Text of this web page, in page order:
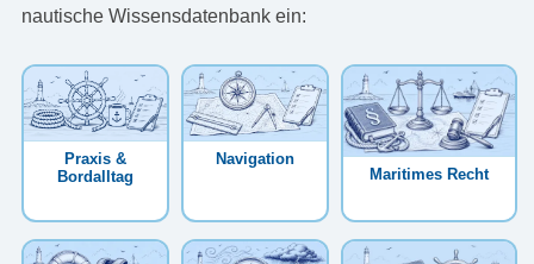
nautische Wissensdatenbank ein:
Praxis &
Bordalltag
Navigation
Maritimes Recht